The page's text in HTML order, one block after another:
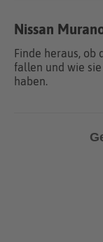
Nissan
Finde heraus, ob
fallen und wie
haben.